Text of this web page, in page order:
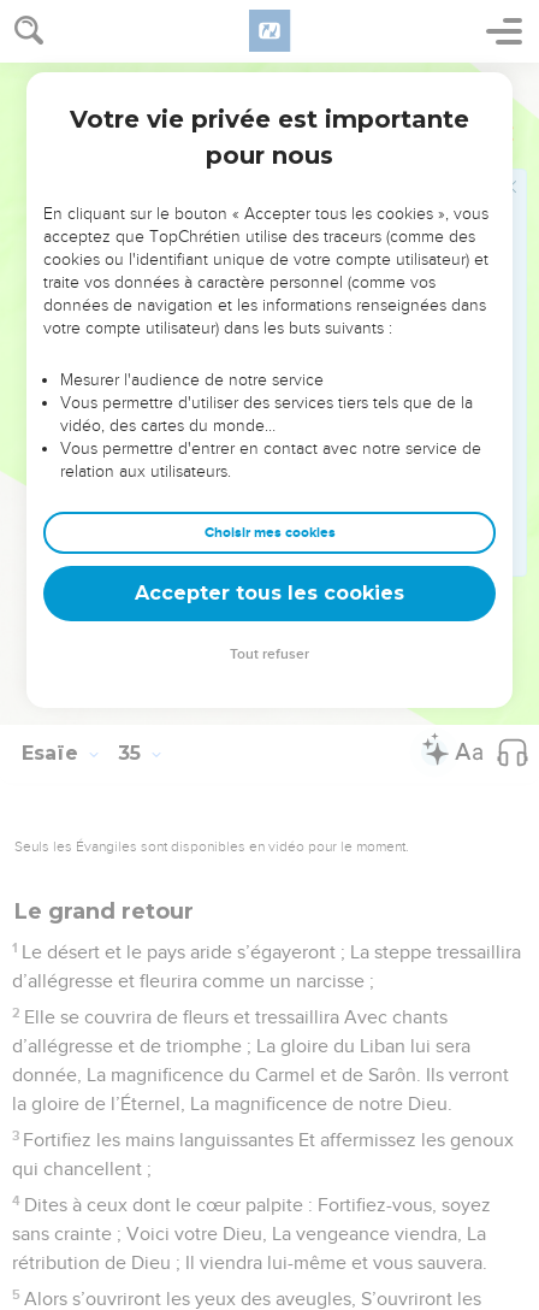
Esaïe 34
12 Ses nobles n’y seront point Pour proclamer un roi, Tous
ses princes ne seront plus.
Les buissons croîtront dans ses donjons, Les orties et les
ajoncs dans ses forteresses. Ce sera la demeure des chacals.
Un emplacement pour les autruches ;
sauvages, Et les boucs s’y appelleront les uns les autres ; Là
le spectre de la nuit aura sa demeure Et trouvera son lieu de
repos ;
Là le serpent fera son nid, déposera ses œufs, Les couvera
les milans Les uns comme les autres.
– Consultez le livre de l’Éternel et lisez ! Aucun d’eux ne
fera défaut –, Les uns comme les autres, aucun ne
manquera ; Car sa bouche l’a ordonné. C’est son Esprit qui
Il a jeté pour eux le sort, Et sa main leur a partagé cette
terre au cordeau, Ils la posséderont toujours, Ils l’habiteront
d’âge en âge.
© Société biblique française – Bibli’O, 1978, avec autorisation. Pour vous procurer
Esaïe 35
Seuls les Évangiles sont disponibles en vidéo pour le moment.
Le grand retour
1 Le désert et le pays aride s’égayeront ; La steppe tressaillira
d’allégresse et fleurira comme un narcisse ;
2 Elle se couvrira de fleurs et tressaillira Avec chants
d’allégresse et de triomphe ; La gloire du Liban lui sera
donnée, La magnificence du Carmel et de Sarôn. Ils verront
la gloire de l’Éternel, La magnificence de notre Dieu.
3 Fortifiez les mains languissantes Et affermissez les genoux
qui chancellent ;
4 Dites à ceux dont le cœur palpite : Fortifiez-vous, soyez
sans crainte ; Voici votre Dieu, La vengeance viendra, La
rétribution de Dieu ; Il viendra lui-même et vous sauvera.
5 Alors s’ouvriront les yeux des aveugles, S’ouvriront les
Votre vie privée est importante
pour nous
En cliquant sur le bouton « Accepter tous les cookies », vous
acceptez que TopChrétien utilise des traceurs (comme des
cookies ou l'identifiant unique de votre compte utilisateur) et
traite vos données à caractère personnel (comme vos
données de navigation et les informations renseignées dans
votre compte utilisateur) dans les buts suivants :
Mesurer l'audience de notre service
Vous permettre d'utiliser des services tiers tels que de la
vidéo, des cartes du monde…
Vous permettre d'entrer en contact avec notre service de
relation aux utilisateurs.
Choisir mes cookies
Accepter tous les cookies
Tout refuser